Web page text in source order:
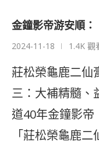
金鐘影帝游安順
2024-11-18 1.4K 觀
莊松榮龜鹿二
三：大補精髓
道40年金鐘影
「莊松榮龜鹿